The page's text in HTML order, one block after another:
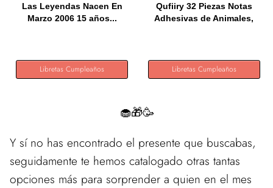
Las Leyendas Nacen En
Marzo 2006 15 años...
Libretas Cumpleaños
Qufiiry 32 Piezas Notas
Adhesivas de Animales,
Libretas Cumpleaños
🧁🎁🥳
Y sí no has encontrado el presente que buscabas,
seguidamente te hemos catalogado otras tantas
opciones más para sorprender a quien en el mes